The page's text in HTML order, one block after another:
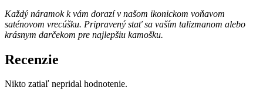
Každý náramok k vám dorazí v našom ikonickom voňavom
saténovom vrecúšku. Pripravený stať sa vaším talizmanom alebo
krásnym darčekom pre najlepšiu kamošku.
Recenzie
Nikto zatiaľ nepridal hodnotenie.